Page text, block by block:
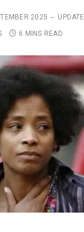
2025
6 MINS READ